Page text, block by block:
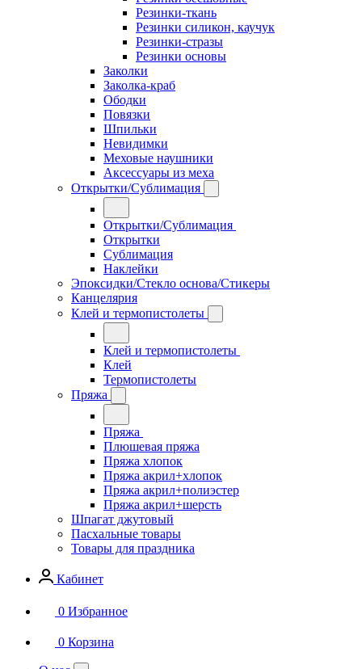
Резинки-ткань
Резинки силикон, каучук
Резинки-стразы
Резинки основы
Заколки
Заколка-краб
Ободки
Повязки
Шпильки
Невидимки
Меховые наушники
Аксессуары из меха
Открытки/Сублимация
Открытки/Сублимация
Открытки
Сублимация
Наклейки
Эпоксидки/Стекло основа/Стикеры
Канцелярия
Клей и термопистолеты
Клей и термопистолеты
Клей
Термопистолеты
Пряжа
Пряжа
Плюшевая пряжа
Пряжа хлопок
Пряжа акрил+хлопок
Пряжа акрил+полиэстер
Пряжа акрил+шерсть
Шпагат джутовый
Пасхальные товары
Товары для праздника
Кабинет
0 Избранное
0 Корзина